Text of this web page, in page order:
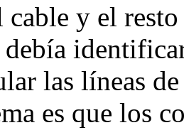
cable y el
las líneas
es que los